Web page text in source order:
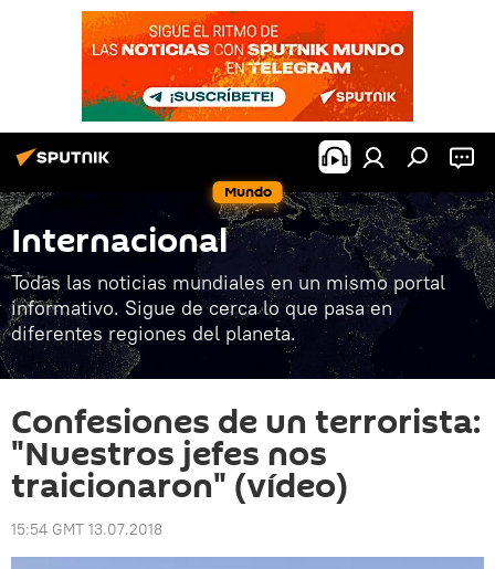
Mundo
Internacional
Todas las noticias mundiales en un mismo portal
informativo. Sigue de cerca lo que pasa en
diferentes regiones del planeta.
Confesiones de un terrorista:
"Nuestros jefes nos
traicionaron" (vídeo)
15:54 GMT 13.07.2018